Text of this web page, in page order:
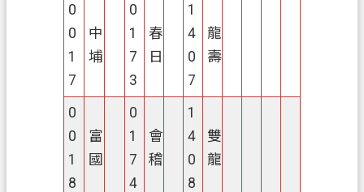
0
0
1
7
中
埔
0
1
7
3
春
日
1
4
0
7
龍
壽
0
0
1
8
富
國
0
1
7
4
會
稽
1
4
0
8
雙
龍